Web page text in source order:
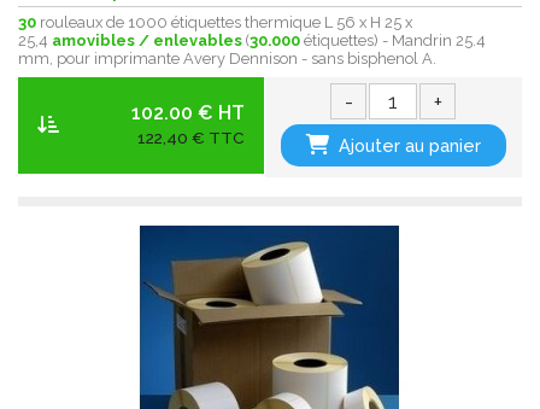
30 rouleaux de 1000 étiquettes thermique L 56 x H 25 x
25,4 amovibles / enlevables (30.000 étiquettes) - Mandrin 25.4
mm, pour imprimante Avery Dennison - sans bisphenol A .
102.00 € HT
122,40 € TTC
- +
Ajouter au panier